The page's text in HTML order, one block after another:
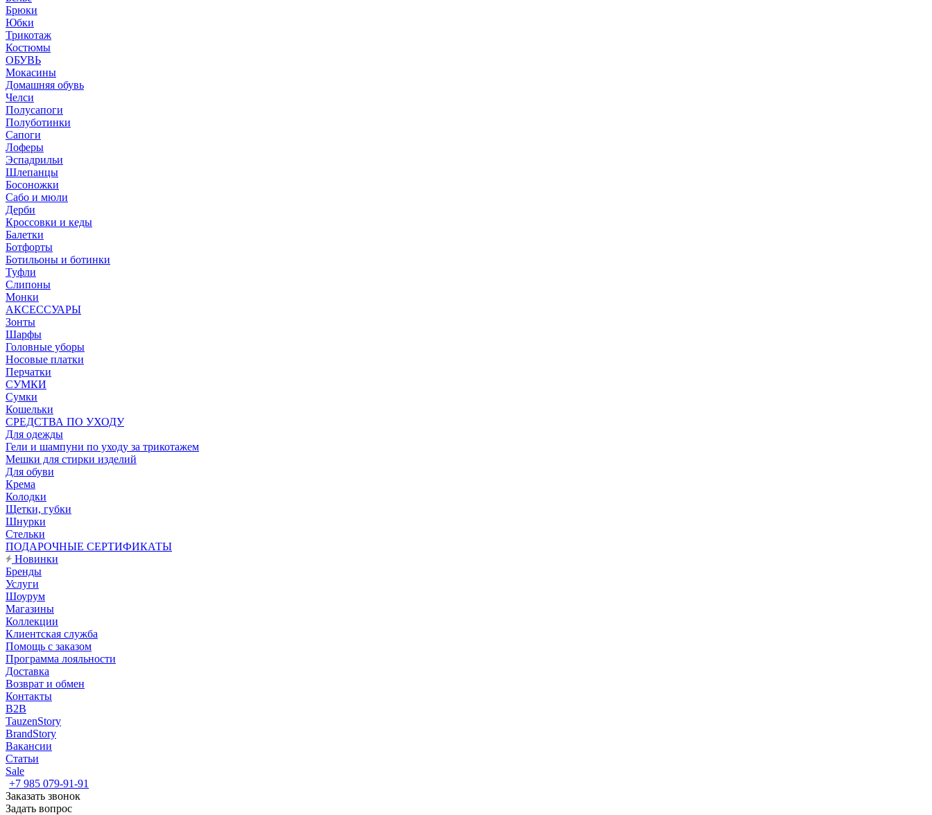
Брюки
Юбки
Трикотаж
Костюмы
ОБУВЬ
Мокасины
Домашняя обувь
Челси
Полусапоги
Полуботинки
Сапоги
Лоферы
Эспадрильи
Шлепанцы
Босоножки
Сабо и мюли
Дерби
Кроссовки и кеды
Балетки
Ботфорты
Ботильоны и ботинки
Туфли
Слипоны
Монки
АКСЕССУАРЫ
Зонты
Шарфы
Головные уборы
Носовые платки
Перчатки
СУМКИ
Сумки
Кошельки
CРЕДСТВА ПО УХОДУ
Для одежды
Гели и шампуни по уходу за трикотажем
Мешки для стирки изделий
Для обуви
Крема
Колодки
Щетки, губки
Шнурки
Стельки
ПОДАРОЧНЫЕ СЕРТИФИКАТЫ
Новинки
Бренды
Услуги
Шоурум
Магазины
Коллекции
Клиентская служба
Помощь с заказом
Программа лояльности
Доставка
Возврат и обмен
Контакты
B2B
TauzenStory
BrandStory
Вакансии
Статьи
Sale
+7 985 079-91-91
Заказать звонок
Задать вопрос